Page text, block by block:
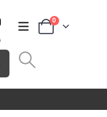
0